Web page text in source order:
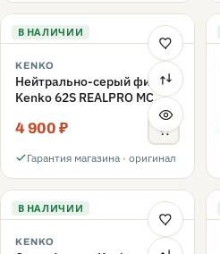
В НАЛИЧИИ
KENKO
Нейтрально-серый фильтр
Kenko 62S REALPRO MC
4 900 ₽
Гарантия магазина · оригинал
В НАЛИЧИИ
KENKO